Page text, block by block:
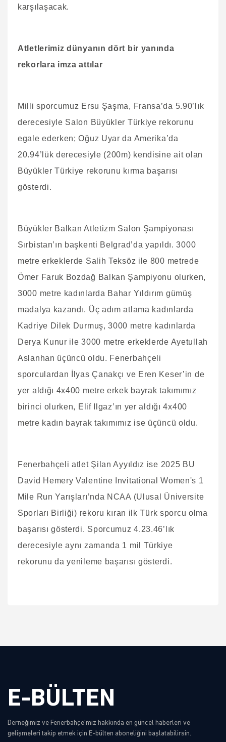
karşılaşacak.
Atletlerimiz dünyanın dört bir yanında
rekorlara imza attılar
Milli sporcumuz Ersu Şaşma, Fransa’da 5.90’lık
derecesiyle Salon Büyükler Türkiye rekorunu
egale ederken; Oğuz Uyar da Amerika’da
20.94’lük derecesiyle (200m) kendisine ait olan
Büyükler Türkiye rekorunu kırma başarısı
gösterdi.
Büyükler Balkan Atletizm Salon Şampiyonası
Sırbistan’ın başkenti Belgrad’da yapıldı. 3000
metre erkeklerde Salih Teksöz ile 800 metrede
Ömer Faruk Bozdağ Balkan Şampiyonu olurken,
3000 metre kadınlarda Bahar Yıldırım gümüş
madalya kazandı. Üç adım atlama kadınlarda
Kadriye Dilek Durmuş, 3000 metre kadınlarda
Derya Kunur ile 3000 metre erkeklerde Ayetullah
Aslanhan üçüncü oldu. Fenerbahçeli
sporculardan İlyas Çanakçı ve Eren Keser’in de
yer aldığı 4x400 metre erkek bayrak takımımız
birinci olurken, Elif Ilgaz’ın yer aldığı 4x400
metre kadın bayrak takımımız ise üçüncü oldu.
Fenerbahçeli atlet Şilan Ayyıldız ise 2025 BU
David Hemery Valentine Invitational Women's 1
Mile Run Yarışları’nda NCAA (Ulusal Üniversite
Sporları Birliği) rekoru kıran ilk Türk sporcu olma
başarısı gösterdi. Sporcumuz 4.23.46’lık
derecesiyle aynı zamanda 1 mil Türkiye
rekorunu da yenileme başarısı gösterdi.
E-BÜLTEN
Derneğimiz ve Fenerbahçe'miz hakkında en güncel haberleri ve
gelişmeleri takip etmek için E-bülten aboneliğini başlatabilirsin.